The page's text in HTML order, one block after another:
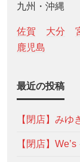
九州・沖縄
佐賀 大分
鹿児島
最近の投稿
【閉店】みゆ
【閉店】